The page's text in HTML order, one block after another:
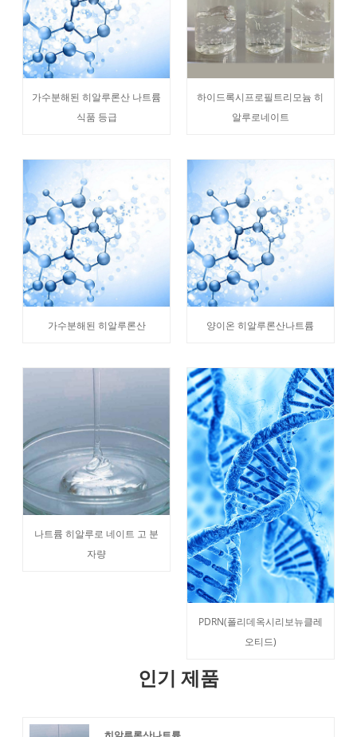
가수분해된 히알루론산 나트륨
식품 등급
하이드록시프로필트리모늄 히
알루로네이트
가수분해된 히알루론산 양이온 히알루론산나트륨
나트륨 히알루로 네이트 고 분
자량
PDRN(폴리데옥시리보뉴클레
오티드)
인기 제품